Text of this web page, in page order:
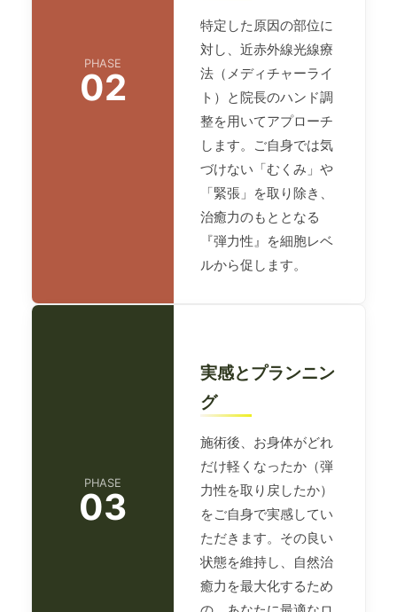
PHASE
02
特定した原因の部位に
対し、近赤外線光線療
法（メディチャーライ
ト）と院長のハンド調
整を用いてアプローチ
します。ご自身では気
づけない「むくみ」や
「緊張」を取り除き、
治癒力のもととなる
『弾力性』を細胞レベ
ルから促します。
PHASE
03
実感とプランニン
グ
施術後、お身体がどれ
だけ軽くなったか（弾
力性を取り戻したか）
をご自身で実感してい
ただきます。その良い
状態を維持し、自然治
癒力を最大化するため